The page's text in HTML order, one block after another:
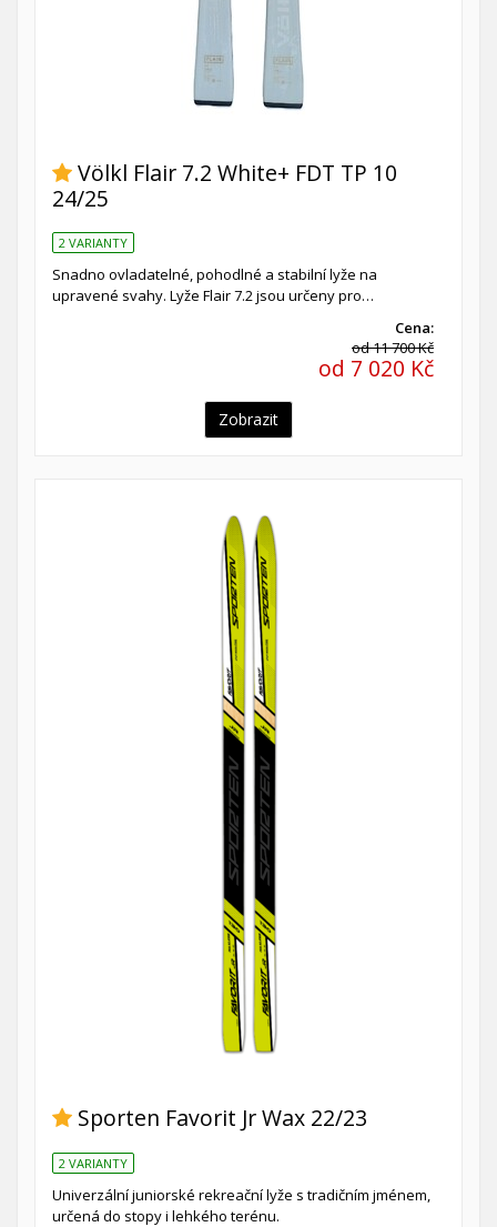
Völkl Flair 7.2 White+ FDT TP 10
24/25
2 VARIANTY
Snadno ovladatelné, pohodlné a stabilní lyže na
upravené svahy. Lyže Flair 7.2 jsou určeny pro…
Cena:
od 11 700 Kč
od 7 020 Kč
Zobrazit
Sporten Favorit Jr Wax 22/23
2 VARIANTY
Univerzální juniorské rekreační lyže s tradičním jménem,
určená do stopy i lehkého terénu.